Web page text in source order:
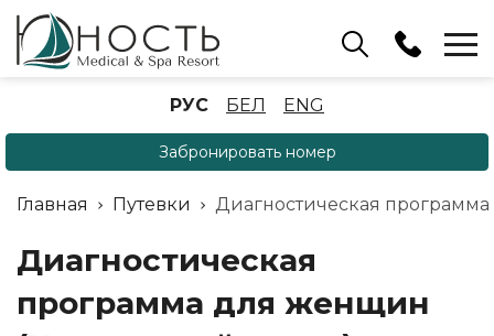
Бассейн
+375 (17) 503 93 22
Аренда беседок
+375 (33) 902 35 07
Отдел бронирования
+375 (17) 503 91 10
РУС БЕЛ ENG
Забронировать номер
Главная Путевки Диагностическая
Диагностическая
программа для женщин